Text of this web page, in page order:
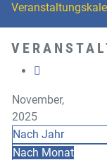
November,
2025
Nach Jahr
Nach Monat